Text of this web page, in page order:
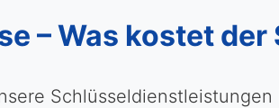
– Was kostet